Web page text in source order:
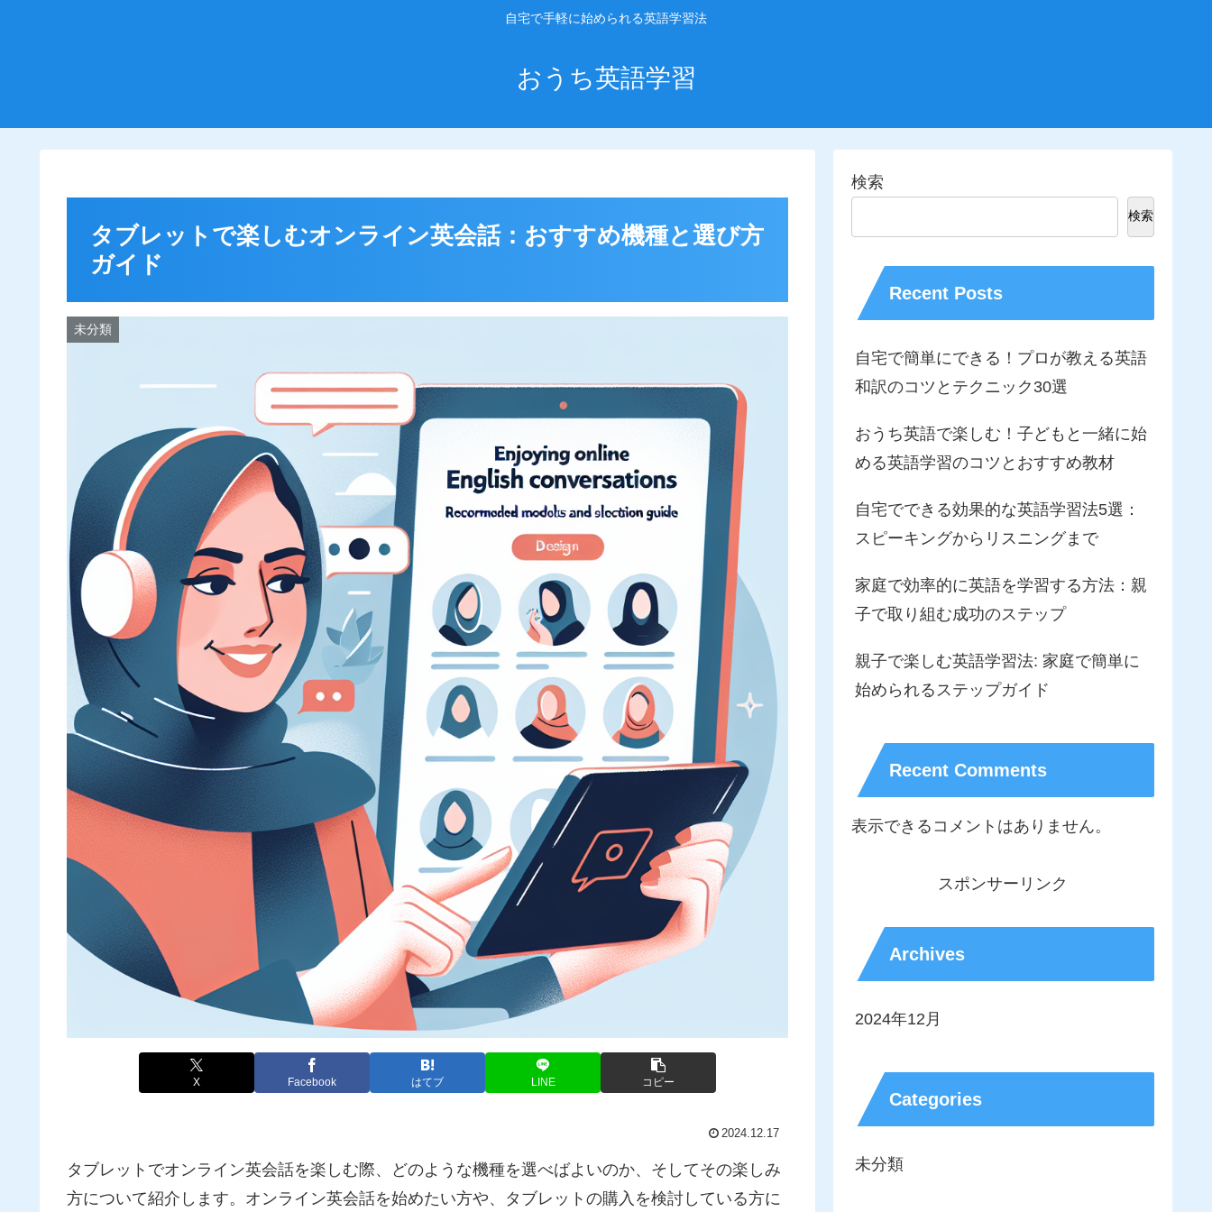
自宅で手軽に始められる英語学習法
おうち英語学習
タブレットで楽しむオンライン英会話：おすすめ機種と選び方
ガイド
未分類
X Facebook はてブ LINE コピー
2024.12.17
タブレットでオンライン英会話を楽しむ際、どのような機種を選べばよいのか、そしてその楽しみ
方について紹介します。オンライン英会話を始めたい方や、タブレットの購入を検討している方に
検索
検索
Recent Posts
自宅で簡単にできる！プロが教える英語
和訳のコツとテクニック30選
おうち英語で楽しむ！子どもと一緒に始
める英語学習のコツとおすすめ教材
自宅でできる効果的な英語学習法5選：
スピーキングからリスニングまで
家庭で効率的に英語を学習する方法：親
子で取り組む成功のステップ
親子で楽しむ英語学習法: 家庭で簡単に
始められるステップガイド
Recent Comments
表示できるコメントはありません。
スポンサーリンク
Archives
2024年12月
Categories
未分類